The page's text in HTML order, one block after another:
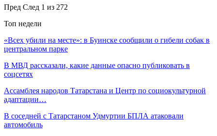
Пред След 1 из 272
Топ недели
«Всех убили на месте»: в Буинске сообщили о гибели собак в
центральном парке
В МВД рассказали, какие данные опасно публиковать в
соцсетях
Ассамблея народов Татарстана и Центр по социокультурной
адаптации…
В соседней с Татарстаном Удмуртии БПЛА атаковали
автомобиль